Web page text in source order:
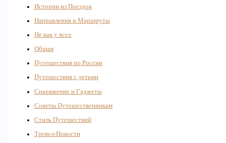
Истории из Поездок
Направления и Маршруты
Не как у всех
Общая
Путешествия по России
Путешествия с детьми
Снаряжение и Гаджеты
Советы Путешественникам
Стиль Путешествий
Тревел-Новости